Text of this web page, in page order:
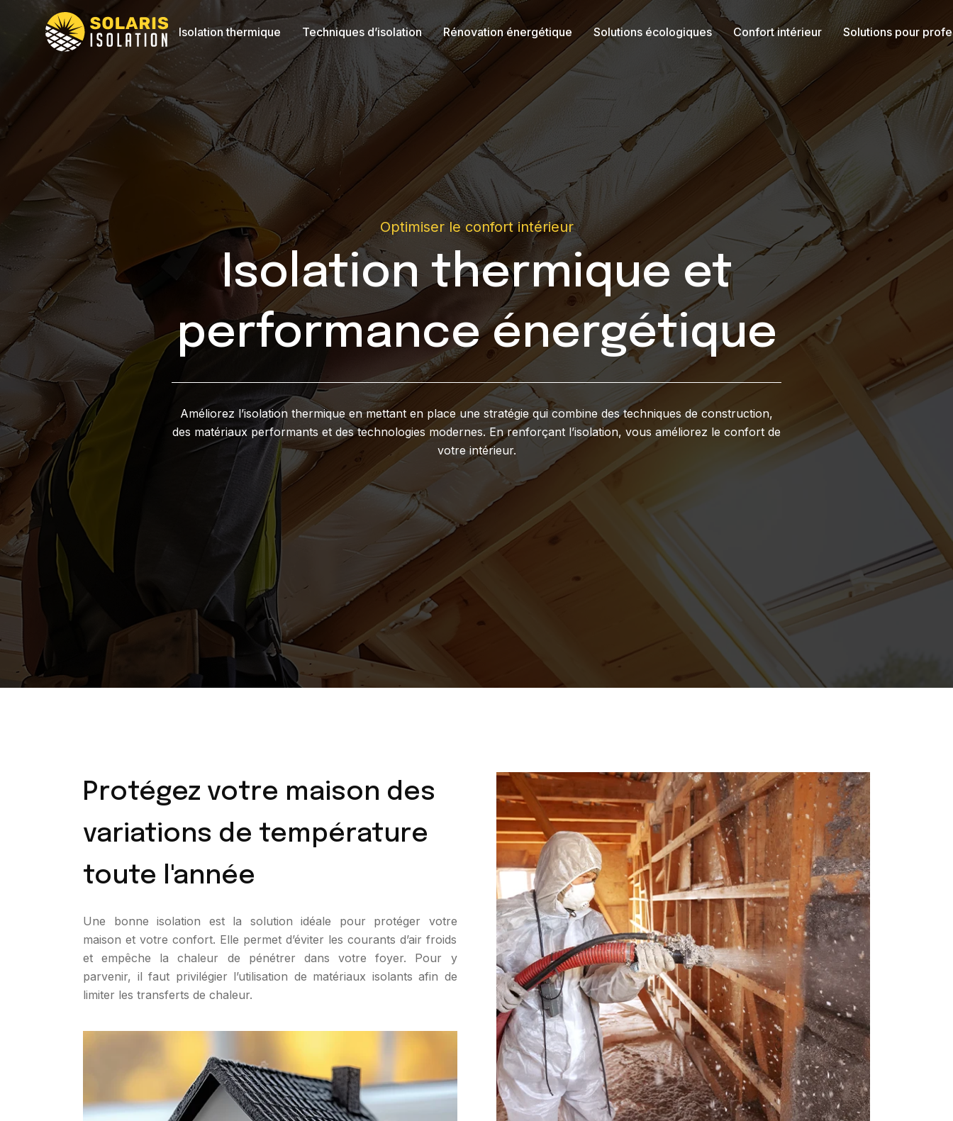
Isolation thermique Techniques d’isolation Rénovation énergétique Solutions écologiques Confort intérieur Solutions pour
Optimiser le confort intérieur
Isolation thermique et
performance énergétique
Améliorez l’isolation thermique en mettant en place une stratégie qui combine des techniques de construction,
des matériaux performants et des technologies modernes. En renforçant l’isolation, vous améliorez le confort de
votre intérieur.
Protégez votre maison des
variations de température
toute l'année
Une bonne isolation est la solution idéale pour protéger votre
maison et votre confort. Elle permet d’éviter les courants d’air froids
et empêche la chaleur de pénétrer dans votre foyer. Pour y
parvenir, il faut privilégier l’utilisation de matériaux isolants afin de
limiter les transferts de chaleur.